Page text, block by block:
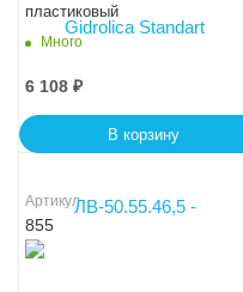
пластиковый
Много
6 108 ₽
В корзину
Артикул
855